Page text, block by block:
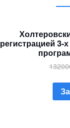
регистрацией 3-